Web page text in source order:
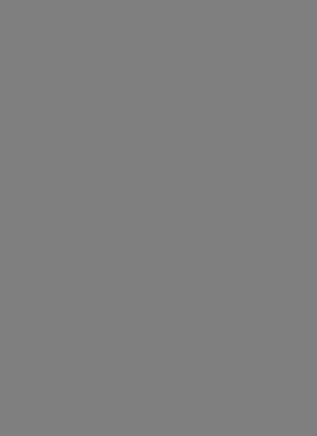
av byggbod t.o.m.
av
av